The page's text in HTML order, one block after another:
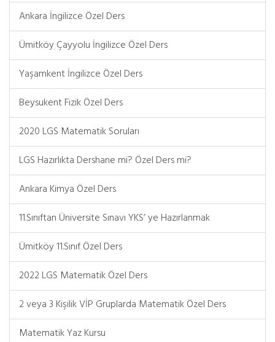
Ankara İngilizce Özel Ders
Ümitköy Çayyolu İngilizce Özel Ders
Yaşamkent İngilizce Özel Ders
Beysukent Fizik Özel Ders
2020 LGS Matematik Soruları
LGS Hazırlıkta Dershane mi? Özel Ders mi?
Ankara Kimya Özel Ders
11.Sınıftan Üniversite Sınavı YKS’ ye Hazırlanmak
Ümitköy 11.Sınıf Özel Ders
2022 LGS Matematik Özel Ders
2 veya 3 Kişilik VİP Gruplarda Matematik Özel Ders
Matematik Yaz Kursu